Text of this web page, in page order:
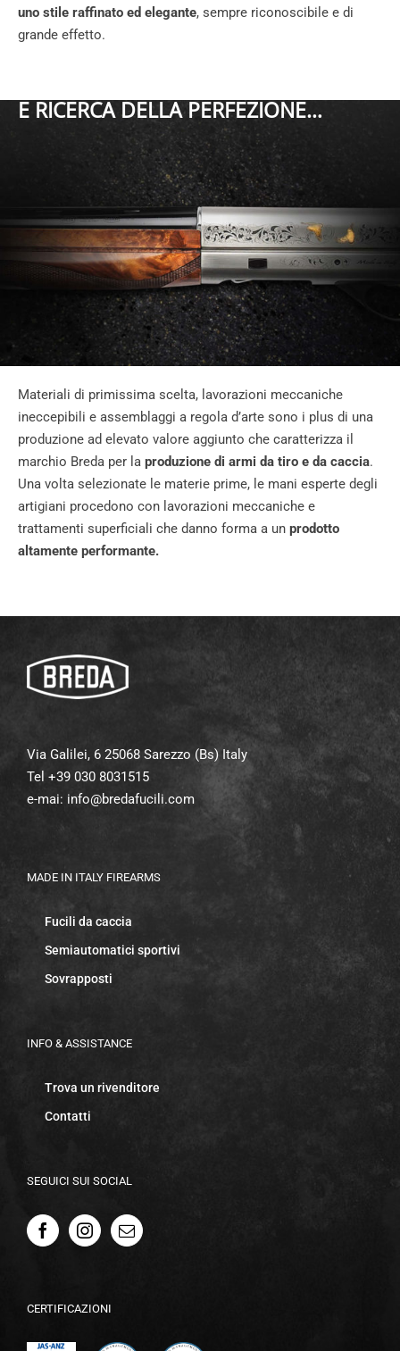
uno stile raffinato ed elegante, sempre riconoscibile e di
grande effetto.
E RICERCA DELLA PERFEZIONE…
Materiali di primissima scelta, lavorazioni meccaniche
ineccepibili e assemblaggi a regola d’arte sono i plus di una
produzione ad elevato valore aggiunto che caratterizza il
marchio Breda per la produzione di armi da tiro e da caccia.
Una volta selezionate le materie prime, le mani esperte degli
artigiani procedono con lavorazioni meccaniche e
trattamenti superficiali che danno forma a un prodotto
altamente performante.
Via Galilei, 6 25068 Sarezzo (Bs) Italy
Tel +39 030 8031515
e-mai: info@bredafucili.com
MADE IN ITALY FIREARMS
Fucili da caccia
Semiautomatici sportivi
Sovrapposti
INFO & ASSISTANCE
Trova un rivenditore
Contatti
SEGUICI SUI SOCIAL
CERTIFICAZIONI